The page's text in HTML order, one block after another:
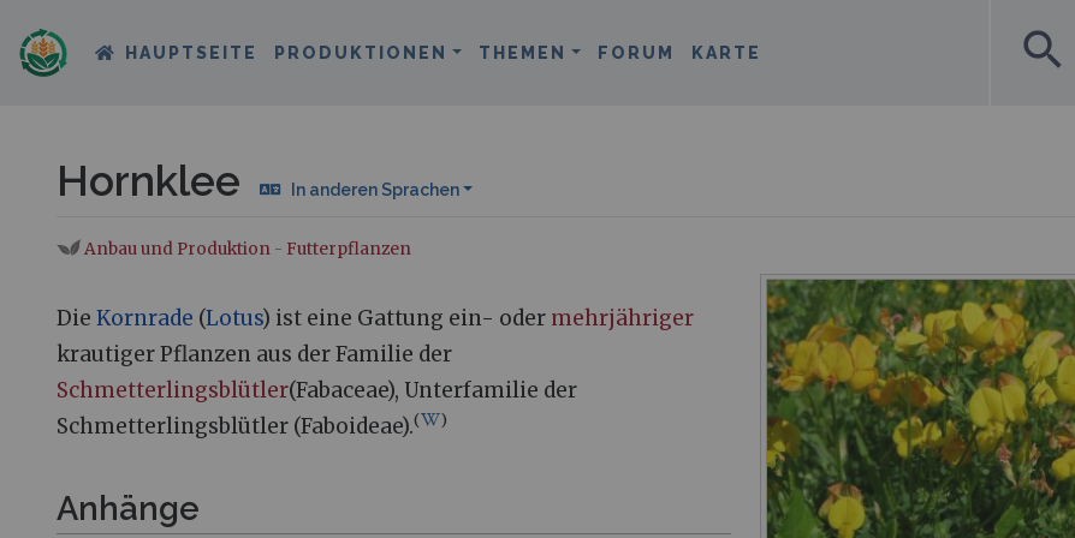
HAUPTSEITE PRODUKTIONEN THEMEN FORUM KARTE search
Hornklee In anderen Sprachen
Wechseln zu:Navigation,Suche
Anbau und Produktion - Futterpflanzen
Die Kornrade (Lotus) ist eine Gattung ein- oder mehrjähriger
krautiger Pflanzen aus der Familie der
Schmetterlingsblütler(Fabaceae), Unterfamilie der
Schmetterlingsblütler (Faboideae).( )
Anhänge